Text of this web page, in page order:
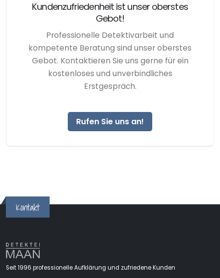
Kundenzufriedenheit ist unser oberstes
Gebot!
Professionelle Detektivarbeit und
kompetente Beratung sind unser oberstes
Gebot. Kontaktieren Sie uns gerne für ein
kostenloses und unverbindliches
Erstgespräch.
Rufen Sie uns an!
Kontakt
Seit 1996 professionelle Aufklärung und zufriedene Kunden